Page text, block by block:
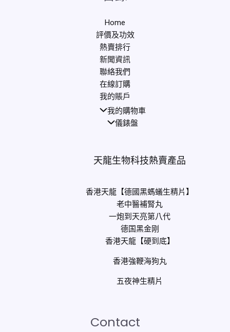
Home
評價及功效
熱賣排行
新聞資訊
聯絡我們
在線訂購
我的賬戶
我的購物車
儀錶盤
天龍生物科技熱賣產品
香港天龍【德國黑螞蟻生精片】
老中醫補腎丸
一炮到天亮第八代
德国黑金刚
香港天龍【硬到底】
香港強鞭海狗丸
五夜神生精片
Contact